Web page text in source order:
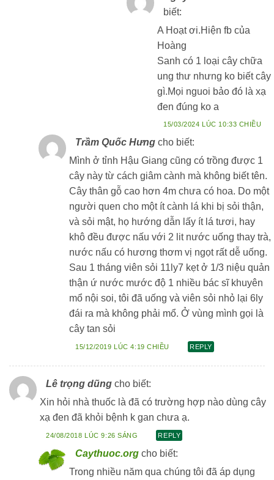
biết:
A Hoạt ơi.Hiện fb của
Hoàng
Sanh có 1 loại cây chữa
ung thư nhưng ko biết cây
gì.Mọi nguoi bảo đó là xạ
đen đúng ko a
15/03/2024 LÚC 10:33 CHIỀU
Trầm Quốc Hưng cho biết:
Mình ở tỉnh Hậu Giang cũng có trồng được 1
cây này từ cách giâm cành mà không biết tên.
Cây thân gỗ cao hơn 4m chưa có hoa. Do một
người quen cho một ít cành lá khi bị sỏi thận,
và sỏi mật, họ hướng dẫn lấy ít lá tươi, hay
khô đều được nấu với 2 lit nước uống thay trà,
nước nấu có hương thơm vị ngọt rất dễ uống.
Sau 1 tháng viên sỏi 11ly7 kẹt ở 1/3 niệu quản
thận ứ nước mước độ 1 nhiều bác sĩ khuyên
mổ nội soi, tôi đã uống và viên sỏi nhỏ lại 6ly
đái ra mà không phải mổ. Ở vùng mình gọi là
cây tan sỏi
15/12/2019 LÚC 4:19 CHIỀU REPLY
Lê trọng dũng cho biết:
Xin hỏi nhà thuốc là đã có trường hợp nào dùng cây
xạ đen đã khỏi bệnh k gan chưa ạ.
24/08/2018 LÚC 9:26 SÁNG REPLY
Caythuoc.org cho biết:
Trong nhiều năm qua chúng tôi đã áp dụng